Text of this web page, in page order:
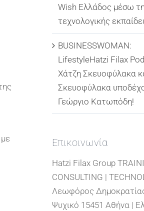
Wish Ελλάδος μέσω
τεχνολογικής
BUSINESSWOMAN:
LifestyleHatzi Filax
Χάτζη Σκευοφύλακα
Σκευοφύλακα
Γεώργιο Κατωπόδη!
Επικοινωνία
Hatzi Filax Group
CONSULTING |
Λεωφόρος
Ψυχικό 15451 Αθήνα |